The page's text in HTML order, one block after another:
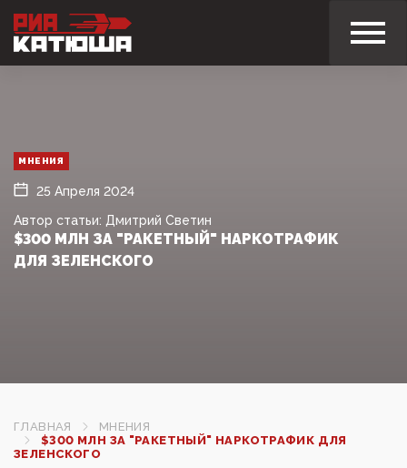
МНЕНИЯ
25 Апреля 2024
Автор статьи: Дмитрий Светин
$300 МЛН ЗА "РАКЕТНЫЙ" НАРКОТРАФИК
ДЛЯ ЗЕЛЕНСКОГО
ГЛАВНАЯ
МНЕНИЯ
$300 МЛН ЗА "РАКЕТНЫЙ" НАРКОТРАФИК ДЛЯ
ЗЕЛЕНСКОГО